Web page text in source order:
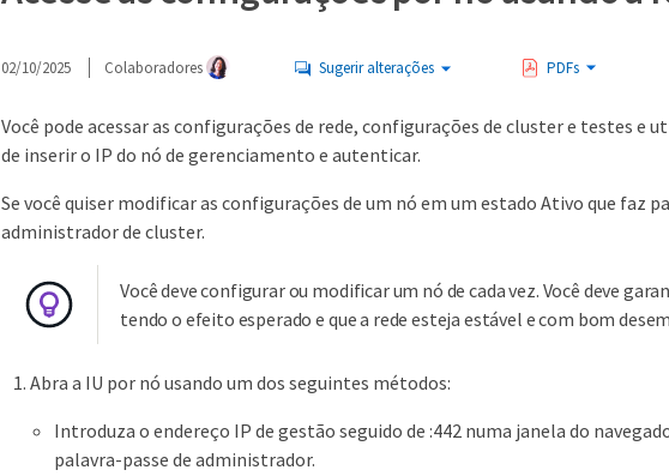
02/10/2025 Colaboradores Sugerir alterações PDFs
Você pode acessar as configurações de rede, configurações de cluster e testes
de inserir o IP do nó de gerenciamento e autenticar.
Se você quiser modificar as configurações de um nó em um estado Ativo que faz
administrador de cluster.
Você deve configurar ou modificar um nó de cada vez. Você deve
tendo o efeito esperado e que a rede esteja estável e com bom
Abra a IU por nó usando um dos seguintes métodos:
Introduza o endereço IP de gestão seguido de :442 numa janela do
palavra-passe de administrador.